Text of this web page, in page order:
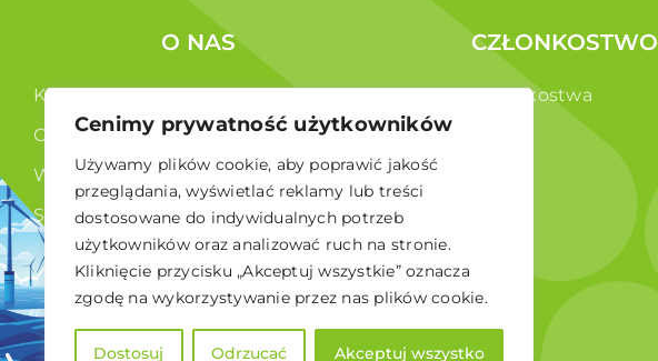
Cenimy prywatność użytkowników
Używamy plików cookie, aby poprawić jakość
przeglądania, wyświetlać reklamy lub treści
dostosowane do indywidualnych potrzeb
użytkowników oraz analizować ruch na stronie.
Kliknięcie przycisku „Akceptuj wszystkie” oznacza
zgodę na wykorzystywanie przez nas plików cookie.
Dostosuj Odrzucać Akceptuj wszystko
O NAS
Kim jesteśmy ?
Co robimy ?
Władze
Statut
RODO
CZŁONKOSTWO
Korzyści członkostwa
Członkowie